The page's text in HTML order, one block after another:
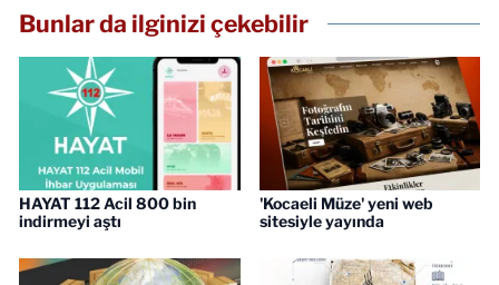
Bunlar da ilginizi çekebilir
HAYAT 112 Acil 800 bin
indirmeyi aştı
'Kocaeli Müze' yeni web
sitesiyle yayında